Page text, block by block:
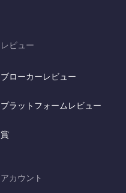
レビュー
ブローカーレビュー
プラットフォームレビュー
賞
アカウント